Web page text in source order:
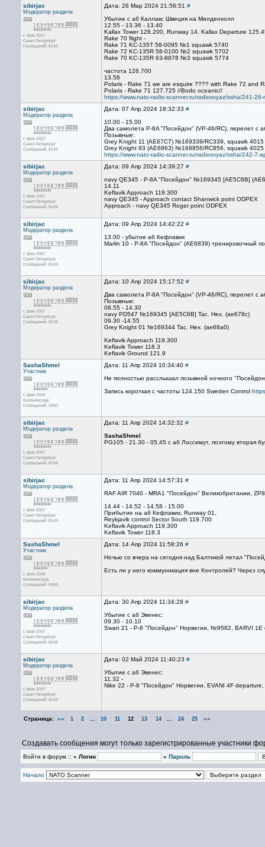
sibirjac
Модератор раздела
с фев 2007
Санкт-Петербург
Сообщений: 8149
Дата: 26 Мар 2024 21:56:51 #
Убытие c аб Каллакс Швеция на Милденхолл
12.55 - 13.36 - 13.40
Kallax Tower 128.200, Runway 14, Kallax Departure
Rake 70 flight -
Rake 71 KC-135T 58-0095 №1 squawk 5740
Rake 72 KC-135R 58-0100 №2 squawk 5702
Rake 70 KC-135R 63-8878 №3 squawk 5774
частота 126.700
13.58
Polaris - Rake 71 we are esquire ???? with Rake 72 and
Polaris - Rake 71 127.725 //Bodo oceanic//
https://www.nato-radio-scanner.ru/radiosvyaz/ssha/241-26-
sibirjac
Модератор раздела
с фев 2007
Санкт-Петербург
Сообщений: 8149
Дата: 07 Апр 2024 18:32:33 #
10.00 - 15.00
Два самолета P-8A "Посейдон" (VP-46/RC), перелет с
Позывные:
Grey Knight 11 (AE67C7) №169339/RC339, squawk 4015
Grey Knight 93 (AE6863) №168856/RC856, squawk 4025
https://www.nato-radio-scanner.ru/radiosvyaz/ssha/242-7-
sibirjac
Модератор раздела
с фев 2007
Санкт-Петербург
Сообщений: 8149
Дата: 09 Апр 2024 14:39:27 #
navy QE345 - P-8A "Посейдон" №169345 [AE5C6B]
14.11
Keflavik Approach 119.300
navy QE345 - Approach contact Shanwick point ODPEX
Approach - navy QE345 Roger point ODPEX
sibirjac
Модератор раздела
с фев 2007
Санкт-Петербург
Сообщений: 8149
Дата: 09 Апр 2024 14:42:22 #
13.00 - убытие аб Кефлавик
Marlin 10 - P-8A "Посейдон" (AE6839) тренировочный
sibirjac
Модератор раздела
с фев 2007
Санкт-Петербург
Сообщений: 8149
Дата: 10 Апр 2024 15:17:52 #
Два самолета P-8A "Посейдон" (VP-46/RC), перелет с
Позывные:
08.55 - 14.30
navy PD547 №169345 [AE5C6B] Tac. Hex. (ae678c)
09.30 -14.55
Grey Knight 01 №169344 Tac. Hex. (ae68a0)
Keflavik Approach 119.300
Keflavik Tower 118.3
Keflavik Ground 121.9
SashaShmel
Участник
с фев 2006
Калининград
Сообщений: 5900
Дата: 11 Апр 2024 10:34:40 #
Не полностью расслышал позывной ночного
Запись короткая с частоты 124.150 Sweden Control
sibirjac
Модератор раздела
с фев 2007
Санкт-Петербург
Сообщений: 8149
Дата: 11 Апр 2024 14:32:32 #
SashaShmel
PG105 - 21.30 - 05.45 с аб Лоссимут, поэтому вторая
sibirjac
Модератор раздела
с фев 2007
Санкт-Петербург
Сообщений: 8149
Дата: 11 Апр 2024 14:57:31 #
RAF AIR 7040 - MRA1 "Посейдон" Великобритании,
14.44 - 14.52 - 14.58 - 15.00
Прибытие на аб Кефлавик, Runway 01,
Reykjavik control Sector South 119.700
Keflavik Approach 119.300
Keflavik Tower 118.3
SashaShmel
Участник
с фев 2006
Калининград
Сообщений: 5900
Дата: 14 Апр 2024 11:58:26 #
Ночью со вчера на сегодня над Балтикой летал
Есть ли у него коммуникация вне Контролей? Через
sibirjac
Модератор раздела
с фев 2007
Санкт-Петербург
Сообщений: 8149
Дата: 30 Апр 2024 11:34:28 #
Убытие с аб Эвенес:
09.30 - 10.10
Swan 21 - P-8 "Посейдон" Норвегии, №9582, BARVI
sibirjac
Модератор раздела
с фев 2007
Санкт-Петербург
Сообщений: 8149
Дата: 02 Май 2024 11:40:23 #
Убытие с аб Эвенес:
11.32 -
Nike 22 - P-8 "Посейдон" Норвегии, EVANI 4F
Страница: «« 1 2 10 11 12 13 14 24 25 »»
Создавать сообщения могут только зарегистрированные участники
Войти в форум :: » Логин » Пароль
Начало